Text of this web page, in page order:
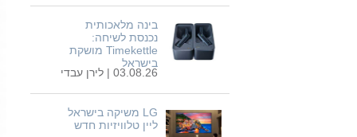
בינה מלאכותית
נכנסת לשיחה:
Timekettle מושקת
בישראל
03.08.26 | לירן עבדי
LG משיקה בישראל
ליין טלוויזיות חדש